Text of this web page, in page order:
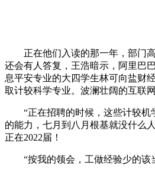
正在他们入读的那一年，部门高
还会有人答复，王浩暗示，阿里巴
息平安专业的大四学生林可向盐财
取计较科学专业。波澜壮阔的互联
“正在招聘的时候，这些计较机学
的能力，七月到八月根基就没什么
正在2022届！
“按我的领会，工做经验少的该当